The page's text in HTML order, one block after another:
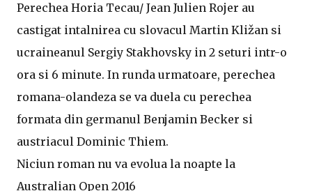
Perechea Horia Tecau/ Jean Julien Rojer au
castigat intalnirea cu slovacul Martin Kližan si
ucraineanul Sergiy Stakhovsky in 2 seturi intr-o
ora si 6 minute. In runda urmatoare, perechea
romana-olandeza se va duela cu perechea
formata din germanul Benjamin Becker si
austriacul Dominic Thiem.
Niciun roman nu va evolua la noapte la
Australian Open 2016